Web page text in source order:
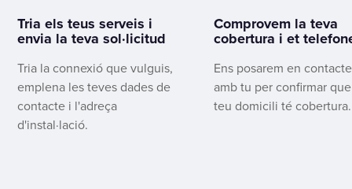
Tria els teus serveis i
envia la teva sol·licitud
Tria la connexió que vulguis,
emplena les teves dades de
contacte i l'adreça
d'instal·lació.
Comprovem la teva
cobertura i et
Ens posarem en contacte
amb tu per confirmar
teu domicili té cobertura.